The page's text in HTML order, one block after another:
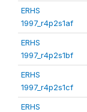
ERHS
1997_r4p2s1af
ERHS
1997_r4p2s1bf
ERHS
1997_r4p2s1cf
ERHS